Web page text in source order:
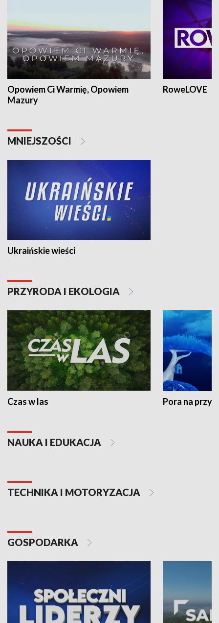
Opowiem Ci Warmię, Opowiem
Mazury
RoweLOVE
MNIEJSZOŚCI
Ukraińskie wieści
PRZYRODA I EKOLOGIA
Czas w las Pora na
NAUKA I EDUKACJA
TECHNIKA I MOTORYZACJA
GOSPODARKA